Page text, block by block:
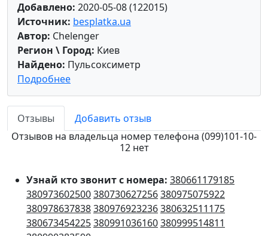
Добавлено: 2020-05-08 (122015)
Источник: besplatka.ua
Автор: Chelenger
Регион \ Город: Киев
Найдено: Пульсоксиметр
Подробнее
Отзывы
Добавить отзыв
Отзывов на владельца номер телефона (099)101-10-
12 нет
Узнай кто звонит с номера: 380661179185
380973602500380730627256380975075922
380978637838380976923236380632511175
380673454225380991036160380999514811